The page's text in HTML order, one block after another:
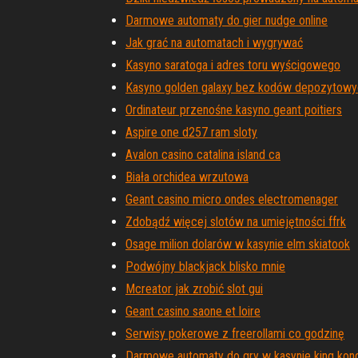
Darmowe automaty do gier nudge online
Jak grać na automatach i wygrywać
Kasyno saratoga i adres toru wyścigowego
Kasyno golden galaxy bez kodów
Ordinateur przenośne kasyno geant poitiers
Aspire one d257 ram sloty
Avalon casino catalina island ca
Biała orchidea wrzutowa
Geant casino micro ondes electromenager
Zdobądź więcej slotów na umiejętności ffrk
Osage milion dolarów w kasynie elm skiatook
Podwójny blackjack blisko mnie
Mcreator jak zrobić slot gui
Geant casino saone et loire
Serwisy pokerowe z freerollami co godzinę